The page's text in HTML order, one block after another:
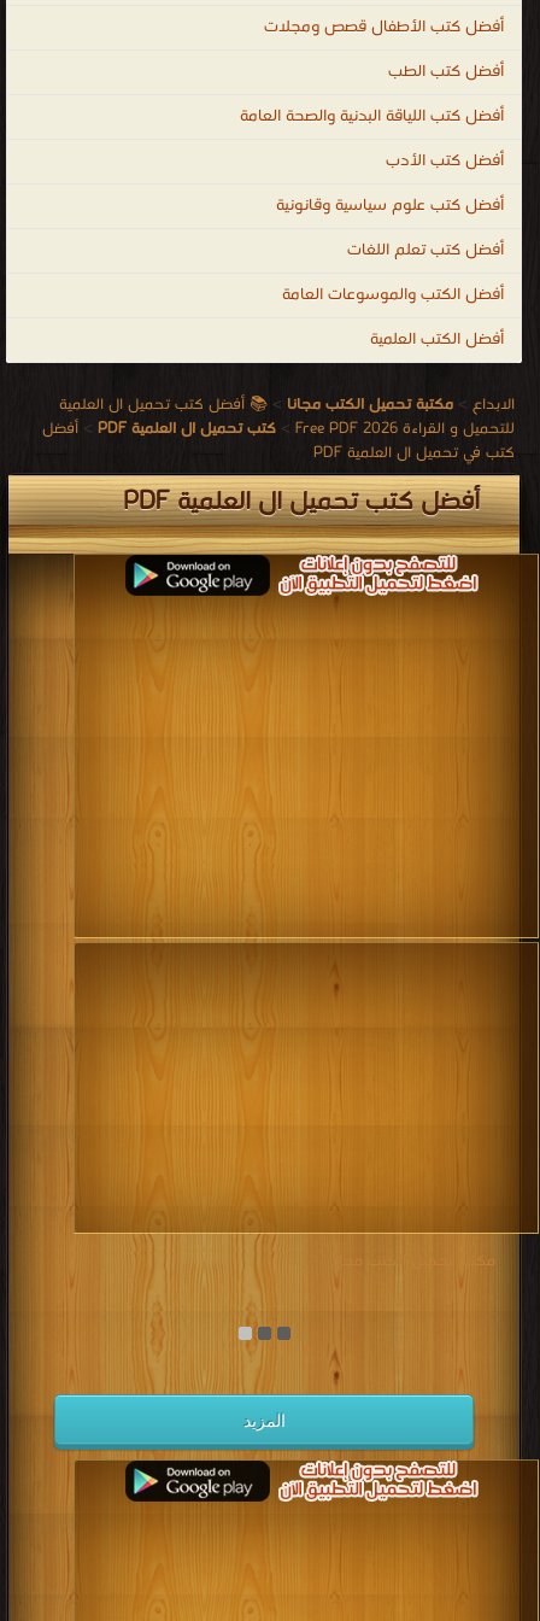
أفضل كتب الأطفال قصص ومجلات
أفضل كتب الطب
أفضل كتب اللياقة البدنية والصحة العامة
أفضل كتب الأدب
أفضل كتب علوم سياسية وقانونية
أفضل كتب تعلم اللغات
أفضل الكتب والموسوعات العامة
أفضل الكتب العلمية
الابداع > مكتبة تحميل الكتب مجانا > 📚 أفضل كتب تحميل ال العلمية
للتحميل و القراءة 2026 Free PDF
> كتب تحميل ال العلمية PDF > أفضل
كتب في تحميل ال العلمية PDF
أفضل كتب تحميل ال العلمية PDF
مكتبة تحميل الكتب مجانا
المزيد